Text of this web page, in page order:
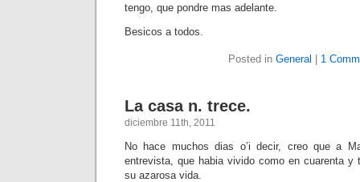
tengo, que pondre mas adelante.
Besicos a todos.
Posted in General 1
La casa n. trece.
diciembre 11th, 2011
No hace muchos dias o’i decir, creo que a
entrevista, que habia vivido como en cuarenta
su azarosa vida.